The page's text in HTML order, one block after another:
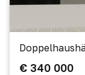
€ 340 000